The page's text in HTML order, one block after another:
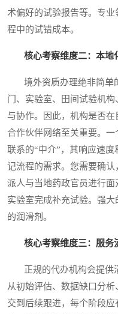
术偏好的试验报告等。专
程中的试错成本。
核心考察维度二：本地
境外资质办理绝非简单
门、实验室、田间试验机
与协作。因此，机构是否
合作伙伴网络至关重要。
联系的“中介”，其响应速
记流程的需求。您需要确
派人与当地药政官员进行
实验室完成补充试验。强
的润滑剂。
核心考察维度三：服务
正规的代办机构会提供清
从初始评估、数据缺口分
交到后续跟进，每个阶段